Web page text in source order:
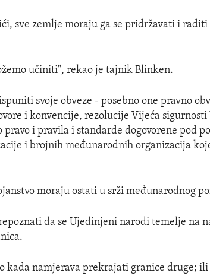
sve zemlje moraju ga se pridržavati i raditi
učiniti", rekao je tajnik Blinken.
svoje obveze - posebno one pravno
i konvencije, rezolucije Vijeća sigurnosti
i pravila i standarde dogovorene pod
i brojnih međunarodnih organizacija
moraju ostati u srži međunarodnog
da se Ujedinjeni narodi temelje na
kada namjerava prekrajati granice druge; ili